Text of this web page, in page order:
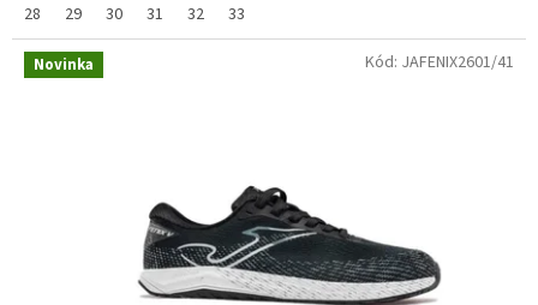
28
29 30 31 32 33
Novinka Kód: JAFENIX2601/41